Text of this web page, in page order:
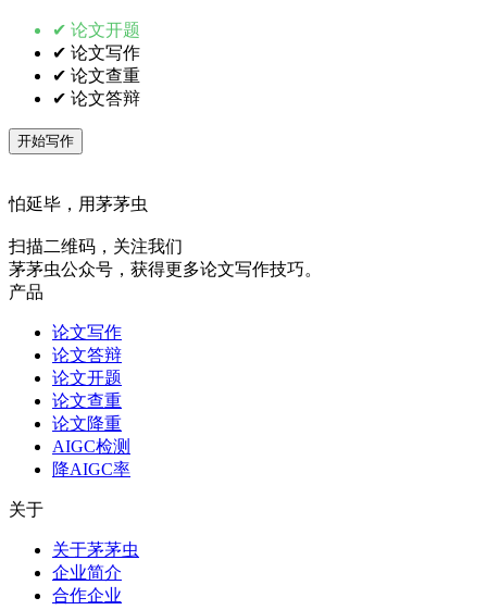
✔ 论文开题
✔ 论文写作
✔ 论文查重
✔ 论文答辩
开始写作
怕延毕，用茅茅虫
扫描二维码，关注我们
茅茅虫公众号，获得更多论文写作技巧。
产品
论文写作
论文答辩
论文开题
论文查重
论文降重
AIGC检测
降AIGC率
关于
关于茅茅虫
企业简介
合作企业